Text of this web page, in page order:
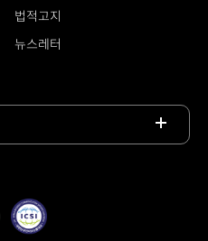
법적고지
뉴스레터